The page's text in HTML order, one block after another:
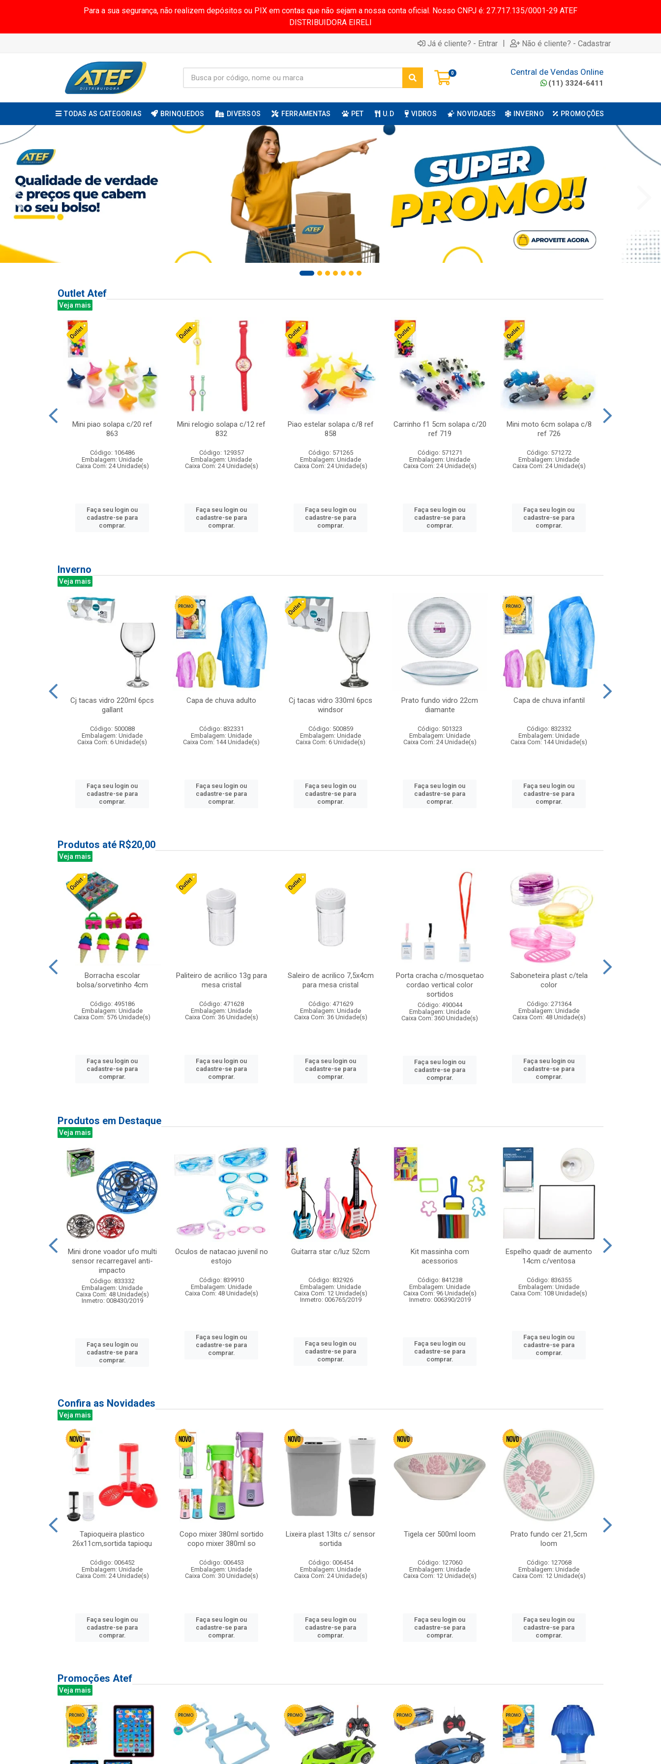
Para a sua segurança, não realizem depósitos ou PIX em contas que não sejam a nossa conta oficial. Nosso CNPJ é: 27.717.135/0001-29 ATEF
DISTRIBUIDORA EIRELI
Já é cliente? - Entrar | Não é cliente? - Cadastrar
0 Central de Vendas Online
(11) 3324-6411
TODAS AS CATEGORIAS BRINQUEDOS DIVERSOS FERRAMENTAS PET U.D VIDROS NOVIDADES INVERNO PROMOÇÕES
Outlet Atef
Veja mais
Mini piao solapa c/20 ref
863
Código: 106486
Embalagem: Unidade
Caixa Com: 24 Unidade(s)
Faça seu login ou
cadastre-se para
comprar.
Mini relogio solapa c/12 ref
832
Código: 129357
Embalagem: Unidade
Caixa Com: 24 Unidade(s)
Faça seu login ou
cadastre-se para
comprar.
Piao estelar solapa c/8 ref
858
Código: 571265
Embalagem: Unidade
Caixa Com: 24 Unidade(s)
Faça seu login ou
cadastre-se para
comprar.
Carrinho f1 5cm solapa c/20
ref 719
Código: 571271
Embalagem: Unidade
Caixa Com: 24 Unidade(s)
Faça seu login ou
cadastre-se para
comprar.
Mini moto 6cm solapa c/8
ref 726
Código: 571272
Embalagem: Unidade
Caixa Com: 24 Unidade(s)
Faça seu login ou
cadastre-se para
comprar.
Inverno
Veja mais
Cj tacas vidro 220ml 6pcs
gallant
Código: 500088
Embalagem: Unidade
Caixa Com: 6 Unidade(s)
Faça seu login ou
cadastre-se para
comprar.
Capa de chuva adulto
Código: 832331
Embalagem: Unidade
Caixa Com: 144 Unidade(s)
Faça seu login ou
cadastre-se para
comprar.
Cj tacas vidro 330ml 6pcs
windsor
Código: 500859
Embalagem: Unidade
Caixa Com: 6 Unidade(s)
Faça seu login ou
cadastre-se para
comprar.
Prato fundo vidro 22cm
diamante
Código: 501323
Embalagem: Unidade
Caixa Com: 24 Unidade(s)
Faça seu login ou
cadastre-se para
comprar.
Capa de chuva infantil
Código: 832332
Embalagem: Unidade
Caixa Com: 144 Unidade(s)
Faça seu login ou
cadastre-se para
comprar.
Produtos até R$20,00
Veja mais
Borracha escolar
bolsa/sorvetinho 4cm
Código: 495186
Embalagem: Unidade
Caixa Com: 576 Unidade(s)
Faça seu login ou
cadastre-se para
comprar.
Paliteiro de acrilico 13g para
mesa cristal
Código: 471628
Embalagem: Unidade
Caixa Com: 36 Unidade(s)
Faça seu login ou
cadastre-se para
comprar.
Saleiro de acrilico 7,5x4cm
para mesa cristal
Código: 471629
Embalagem: Unidade
Caixa Com: 36 Unidade(s)
Faça seu login ou
cadastre-se para
comprar.
Porta cracha c/mosquetao
cordao vertical color
sortidos
Código: 490044
Embalagem: Unidade
Caixa Com: 360 Unidade(s)
Faça seu login ou
cadastre-se para
comprar.
Saboneteira plast c/tela
color
Código: 271364
Embalagem: Unidade
Caixa Com: 48 Unidade(s)
Faça seu login ou
cadastre-se para
comprar.
Produtos em Destaque
Veja mais
Mini drone voador ufo multi
sensor recarregavel anti-
impacto
Código: 833332
Embalagem: Unidade
Caixa Com: 48 Unidade(s)
Inmetro: 008430/2019
Faça seu login ou
cadastre-se para
comprar.
Oculos de natacao juvenil no
estojo
Código: 839910
Embalagem: Unidade
Caixa Com: 48 Unidade(s)
Faça seu login ou
cadastre-se para
comprar.
Guitarra star c/luz 52cm
Código: 832926
Embalagem: Unidade
Caixa Com: 12 Unidade(s)
Inmetro: 006765/2019
Faça seu login ou
cadastre-se para
comprar.
Kit massinha com
acessorios
Código: 841238
Embalagem: Unidade
Caixa Com: 96 Unidade(s)
Inmetro: 006390/2019
Faça seu login ou
cadastre-se para
comprar.
Espelho quadr de aumento
14cm c/ventosa
Código: 836355
Embalagem: Unidade
Caixa Com: 108 Unidade(s)
Faça seu login ou
cadastre-se para
comprar.
Confira as Novidades
Veja mais
Tapioqueira plastico
26x11cm,sortida tapioqu
Código: 006452
Embalagem: Unidade
Caixa Com: 24 Unidade(s)
Faça seu login ou
cadastre-se para
comprar.
Copo mixer 380ml sortido
copo mixer 380ml so
Código: 006453
Embalagem: Unidade
Caixa Com: 30 Unidade(s)
Faça seu login ou
cadastre-se para
comprar.
Lixeira plast 13lts c/ sensor
sortida
Código: 006454
Embalagem: Unidade
Caixa Com: 24 Unidade(s)
Faça seu login ou
cadastre-se para
comprar.
Tigela cer 500ml loom
Código: 127060
Embalagem: Unidade
Caixa Com: 12 Unidade(s)
Faça seu login ou
cadastre-se para
comprar.
Prato fundo cer 21,5cm
loom
Código: 127068
Embalagem: Unidade
Caixa Com: 12 Unidade(s)
Faça seu login ou
cadastre-se para
comprar.
Promoções Atef
Veja mais